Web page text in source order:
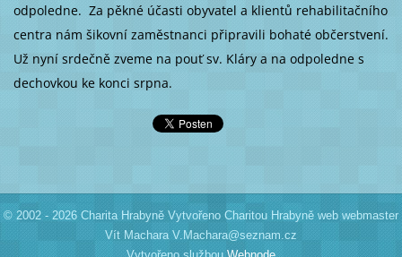
odpoledne. Za pěkné účasti obyvatel a klientů rehabilitačního
centra nám šikovní zaměstnanci připravili bohaté občerstvení.
Už nyní srdečně zveme na pouť sv. Kláry a na odpoledne s
dechovkou ke konci srpna.
© 2002 - 2026 Charita Hrabyně Vytvořeno Charitou Hrabyně web webmaster
Vít Machara V.Machara@seznam.cz